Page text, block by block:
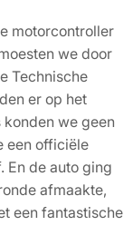
motorcontroller
we door
Technische
er op het
we geen
een officiële
En de auto ging
afmaakte,
een fantastische